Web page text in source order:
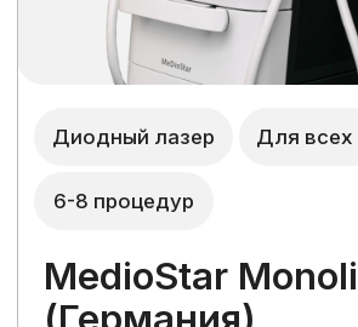
+ руки и ноги полностью: